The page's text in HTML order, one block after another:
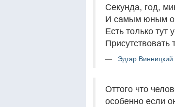
Секунда, год,
И самым юным
Есть только тут
Эдгар Винницкий
Оттого что
особенно если